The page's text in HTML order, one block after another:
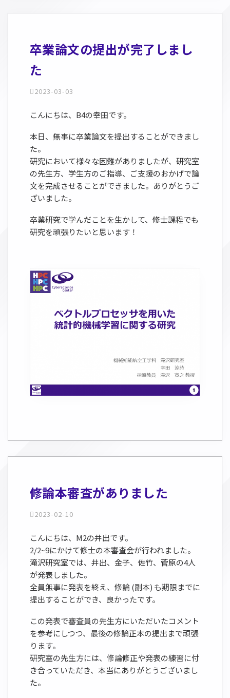
卒業論文の提出が完了しまし
た
2023-03-03
こんにちは、B4の幸田です。
本日、無事に卒業論文を提出することができまし
た。
研究において様々な困難がありましたが、研究室
の先生方、学生方のご指導、ご支援のおかげで論
文を完成させることができました。ありがとうご
ざいました。
卒業研究で学んだことを生かして、修士課程でも
研究を頑張りたいと思います！
修論本審査がありました
2023-02-10
こんにちは、M2の井出です。
2/2~9にかけて修士の本審査会が行われました。
滝沢研究室では、井出、金子、佐竹、菅原の4人
が発表しました。
全員無事に発表を終え、修論 (副本) も期限までに
提出することができ、良かったです。
この発表で審査員の先生方にいただいたコメント
を参考にしつつ、最後の修論正本の提出まで頑張
ります。
研究室の先生方には、修論修正や発表の練習に付
き合っていただき、本当にありがとうございまし
た。